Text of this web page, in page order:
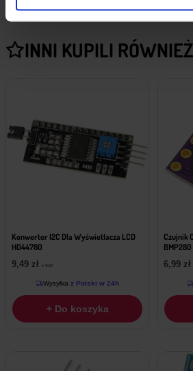
INNI KUPILI RÓWNIEŻ
Konwerter I2C Dla Wyświetlacza LCD
HD44780
9,49 zł z VAT
Wysyłka z Polski w 24h
+ Do koszyka
Czujnik
BMP280
6,99 zł